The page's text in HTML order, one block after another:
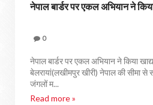
नेपाल बार्डर पर एकल अभियान ने
0
नेपाल बार्डर पर एकल अभियान ने किया
बेलरायां(लखीमपुर खीरी) नेपाल की सीमा
जंगलों म...
Read more »